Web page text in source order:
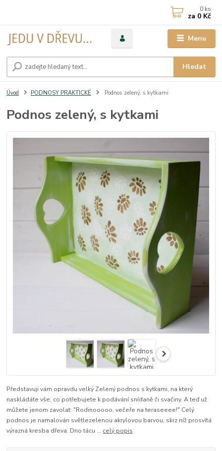
Menu
Hledat
0 ks
za 0 Kč
Úvod PODNOSY PRAKTICKÉ Podnos zelený, s kytkami
Podnos zelený, s kytkami
Představuji vám opravdu velký Zelený podnos s kytkami, na který
naskládáte vše, co potřebujete k podávání snídaně či svačiny. A teď už
můžete jenom zavolat: "Rodinooooo, večeře na teraseeee!" Celý
podnos je namalován světlezelenou akrylovou barvou, skrz níž prosvítá
výrazná kresba dřeva. Dno tácu ... celý popis